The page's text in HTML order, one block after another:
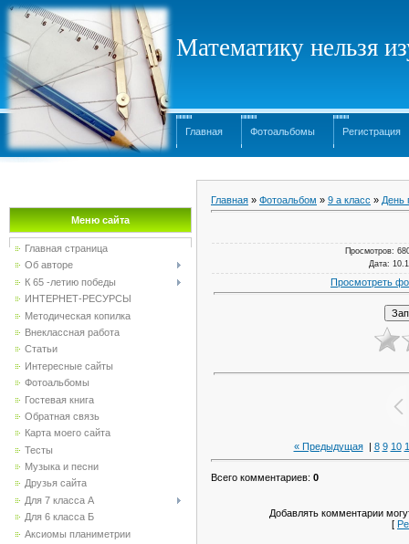
Математику нельзя
Главная Фотоальбомы Регистрация
Меню сайта
Главная страница
Об авторе
К 65 -летию победы
ИНТЕРНЕТ-РЕСУРСЫ
Методическая копилка
Внеклассная работа
Статьи
Интересные сайты
Фотоальбомы
Гостевая книга
Обратная связь
Карта моего сайта
Тесты
Музыка и песни
Друзья сайта
Для 7 класса А
Для 6 класса Б
Аксиомы планиметрии
Главная » Фотоальбом » 9 а класс » День
Просмотров:
Дата:
Просмотреть
« Предыдущая| 8 9 10
Всего комментариев: 0
Добавлять комментарии
[